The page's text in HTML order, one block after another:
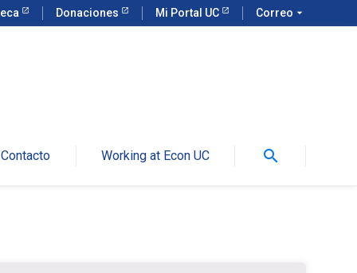
Donaciones Mi Portal UC Correo arrow_drop_down
Contacto Working at Econ UC search